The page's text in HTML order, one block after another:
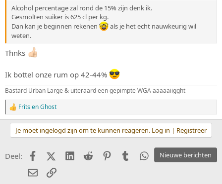
Alcohol percentage zal rond de 15% zijn denk ik.
Gesmolten suiker is 625 cl per kg.
Dan kan je beginnen rekenen
als je het echt nauwkeurig wil
weten.
Thnks
Ik bottel onze rum op 42-44%
Bastard Urban Large & uiteraard een gepimpte WGA aaaaaiigght
W
a
a
r
FritsenGhost
Je moet ingelogd zijn om te kunnen reageren. Log in | Registreer
Nieuwe berichten
Deel: FacebookX (Twitter)
LinkedIn
Reddit PinterestTumblrWhatsApp
E-mailkoppeling